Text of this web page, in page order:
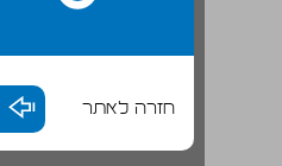
חזרה לאתר